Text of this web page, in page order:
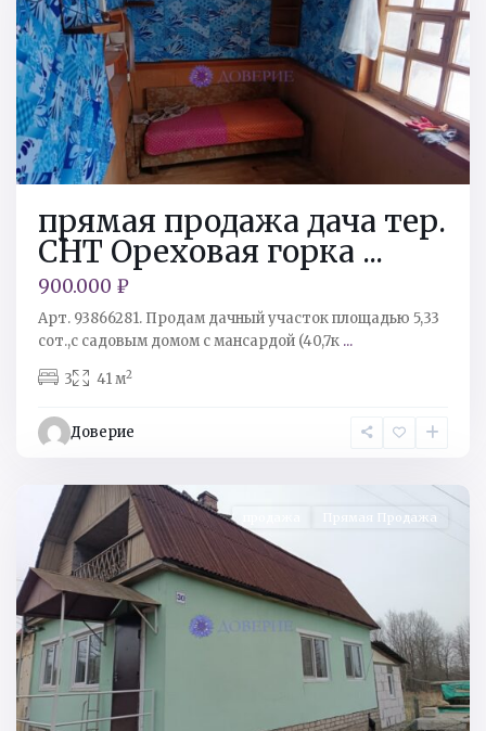
прямая продажа дача тер.
СНТ Ореховая горка ...
900.000 ₽
Арт. 93866281. Продам дачный участок площадью 5,33
сот.,с садовым домом с мансардой (40,7к ...
3 41 м2
Доверие
Кингисеппский
н,
д
Первое
Прямая Продажа